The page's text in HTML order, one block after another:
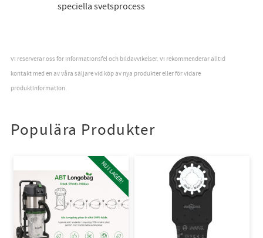
speciella svetsprocess
Vi reserverar oss för informationsfel och bildavvikelser. Vi rekommenderar alltid
kontakt med en av våra säljare vid köp av nya produkter eller för vidare
produktinformation.
Populära Produkter
NU I LAGER!